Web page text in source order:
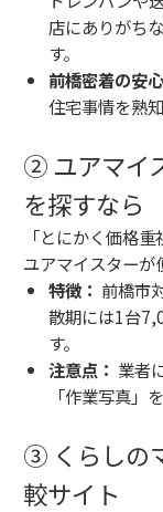
店にありがち
す。
前橋密着の安
住宅事情を熟
② ユアマイ
を探すなら
「とにかく価格
ユアマイスターが
特徴： 前橋市
散期には1台
す。
注意点： 業者
「作業写真」
③ くらしの
較サイト